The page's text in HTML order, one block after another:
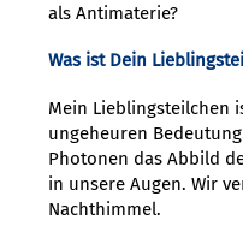
als Antimaterie?
Was ist Dein
Mein Lieblingsteilchen
ungeheuren
Photonen das Abbild
in unsere Augen. Wir
Nachthimmel.